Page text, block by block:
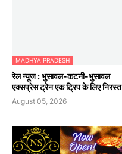
MADHYA PRADESH
रेल न्यूज : भुसावल-कटनी-भुसावल
एक्सप्रेस ट्रेन एक ट्रिप के लिए निरस्त
August 05, 2026